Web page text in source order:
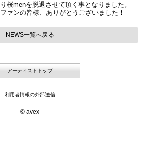
桜menを脱退させて頂く事となりました。
ァンの皆様、ありがとうございました！
NEWS一覧へ戻る
アーティストトップ
利用者情報の外部送信
© avex